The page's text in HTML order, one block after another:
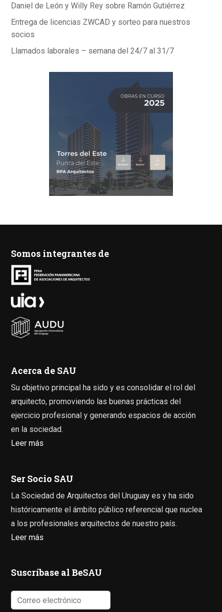
Daniel de León y Willy Rey sobre Ramón Gutiérrez
Entrega de licencias ZWCAD y sorteo para nuestros
socios
Llamados laborales – semana del 24/7 al 31/7
Somos integrantes de
Acerca de SAU
Su objetivo principal ha sido y es consolidar el rol del
arquitecto, promoviendo las buenas prácticas del
ejercicio profesional y generando espacios de acción
en la sociedad.
Leer más
Ser Socio SAU
La Sociedad de Arquitectos del Uruguay es y ha sido
históricamente el ámbito público referencial que nuclea
a los profesionales arquitectos de nuestro país.
Leer más
Suscríbase al BeSAU